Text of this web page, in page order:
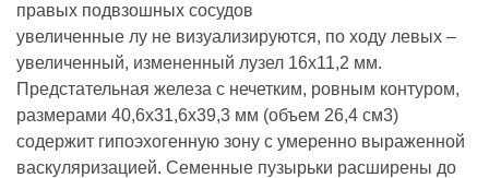
правых подвзошных сосудов
увеличенные лу не визуализируются, по ходу левых –
увеличенный, измененный лузел 16х11,2 мм.
Предстательная железа с нечетким, ровным контуром,
размерами 40,6х31,6х39,3 мм (объем 26,4 см3)
содержит гипоэхогенную зону с умеренно выраженной
васкуляризацией. Семенные пузырьки расширены до